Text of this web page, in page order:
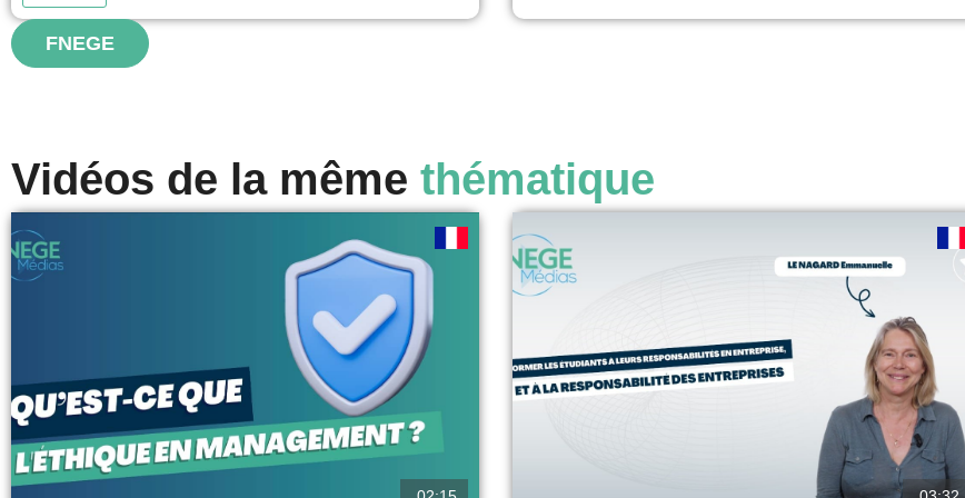
organisations, à l’ESSEC Business School. Différents
procédés, dont la rédaction d’un cas fil rouge, et
l’implication d’associations...
des valeurs conflictuelles en interne, mais pas comment
FNEGE
Vidéos de la même thématique